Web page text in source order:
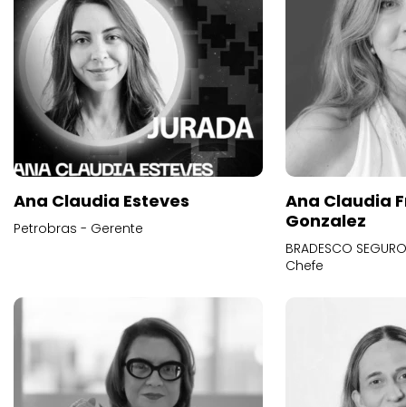
Ana Claudia Esteves
Petrobras - Gerente
Ana Claudia
Gonzalez
BRADESCO
Chefe